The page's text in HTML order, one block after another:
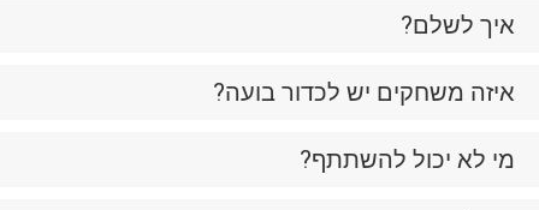
איך לשלם?
איזה משחקים יש לכדור בועה?
מי לא יכול להשתתף?